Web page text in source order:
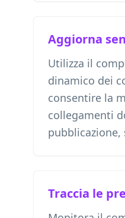
Aggiorna
Utilizza il
dinamico dei
consentire la
collegamenti
pubblicazione,
Traccia le